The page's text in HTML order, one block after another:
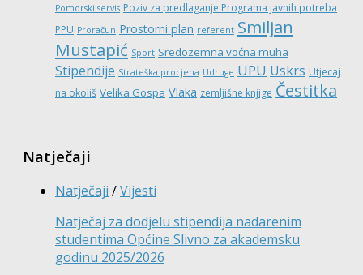
Pomorski servis Poziv za predlaganje Programa javnih potreba
PPU Proračun Prostorni plan referent Smiljan
Mustapić Sport Sredozemna voćna muha
Stipendije Strateška procjena Udruge UPU Uskrs Utjecaj
na okoliš Velika Gospa Vlaka zemljišne knjige Čestitka
Natječaji
Natječaji /Vijesti
Natječaj za dodjelu stipendija nadarenim
studentima Općine Slivno za akademsku
godinu 2025/2026